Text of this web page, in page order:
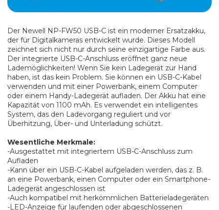
Der Newell NP-FW50 USB-C ist ein moderner Ersatzakku,
der für Digitalkameras entwickelt wurde. Dieses Modell
zeichnet sich nicht nur durch seine einzigartige Farbe aus.
Der integrierte USB-C-Anschluss eröffnet ganz neue
Lademöglichkeiten! Wenn Sie kein Ladegerät zur Hand
haben, ist das kein Problem. Sie können ein USB-C-Kabel
verwenden und mit einer Powerbank, einem Computer
oder einem Handy-Ladegerät aufladen. Der Akku hat eine
Kapazität von 1100 mAh. Es verwendet ein intelligentes
System, das den Ladevorgang reguliert und vor
Überhitzung, Über- und Unterladung schützt.
Wesentliche Merkmale:
-Ausgestattet mit integriertem USB-C-Anschluss zum
Aufladen
-Kann über ein USB-C-Kabel aufgeladen werden, das z. B.
an eine Powerbank, einen Computer oder ein Smartphone-
Ladegerät angeschlossen ist
-Auch kompatibel mit herkömmlichen Batterieladegeräten
-LED-Anzeige für laufenden oder abgeschlossenen